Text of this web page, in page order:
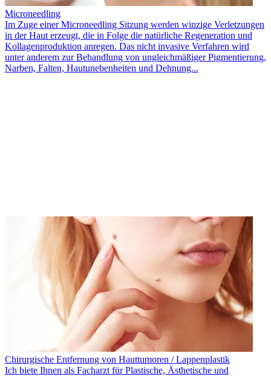
Microneedling
Im Zuge einer Microneedling Sitzung werden winzige Verletzungen
in der Haut erzeugt, die in Folge die natürliche Regeneration und
Kollagenproduktion anregen. Das nicht invasive Verfahren wird
unter anderem zur Behandlung von ungleichmäßiger Pigmentierung,
Narben, Falten, Hautunebenheiten und Dehnung...
Chirurgische Entfernung von Hauttumoren / Lappenplastik
Ich biete Ihnen als Facharzt für Plastische, Ästhetische und